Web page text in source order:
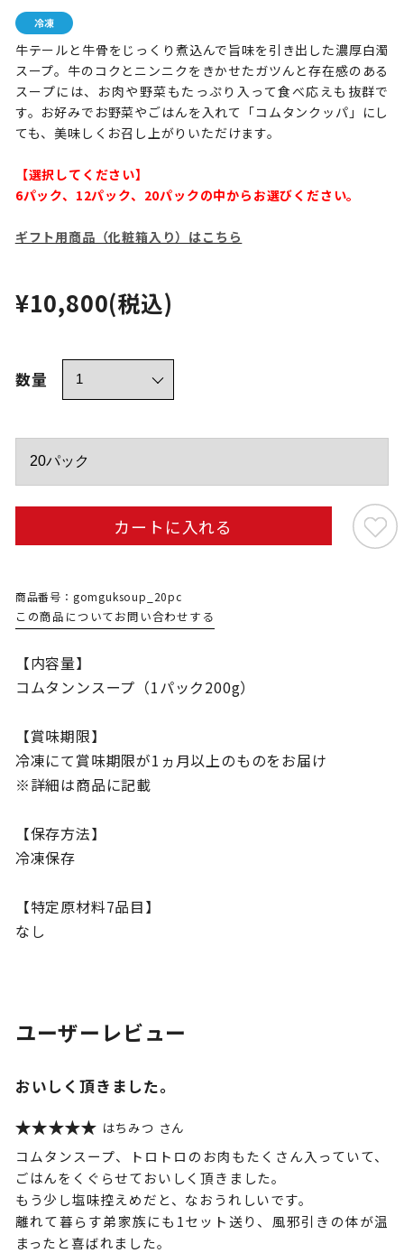
牛テールと牛骨をじっくり煮込んで旨味を引き出した濃厚白濁
スープ。牛のコクとニンニクをきかせたガツんと存在感のある
スープには、お肉や野菜もたっぷり入って食べ応えも抜群で
す。お好みでお野菜やごはんを入れて「コムタンクッパ」にし
ても、美味しくお召し上がりいただけます。
【選択してください】
6パック、12パック、20パックの中からお選びください。
ギフト用商品（化粧箱入り）はこちら
¥10,800(税込)
数量
カートに入れる
商品番号：gomguksoup_20pc
この商品についてお問い合わせする
【内容量】
コムタンンスープ（1パック200g）
【賞味期限】
冷凍にて賞味期限が1ヵ月以上のものをお届け
※詳細は商品に記載
【保存方法】
冷凍保存
【特定原材料7品目】
なし
ユーザーレビュー
おいしく頂きました。
はちみつ
コムタンスープ、トロトロのお肉もたくさん入っていて、
ごはんをくぐらせておいしく頂きました。
もう少し塩味控えめだと、なおうれしいです。
離れて暮らす弟家族にも1セット送り、風邪引きの体が温
まったと喜ばれました。